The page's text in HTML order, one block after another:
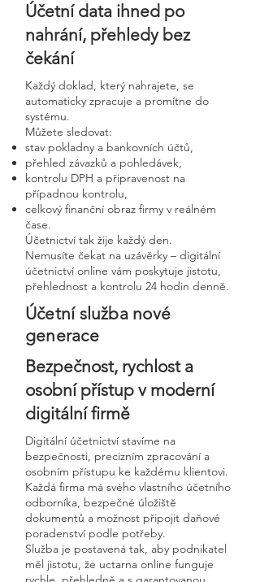
Účetní data ihned po
nahrání, přehledy bez
čekání
Každý doklad, který nahrajete, se
automaticky zpracuje a promítne do
systému.
Můžete sledovat:
stav pokladny a bankovních účtů,
přehled závazků a pohledávek,
kontrolu DPH a připravenost na
případnou kontrolu,
celkový finanční obraz firmy v reálném
čase.
Účetnictví tak žije každý den.
Nemusíte čekat na uzávěrky – digitální
účetnictví online vám poskytuje jistotu,
přehlednost a kontrolu 24 hodin denně.
Účetní služba nové
generace
Bezpečnost, rychlost a
osobní přístup v moderní
digitální firmě
Digitální účetnictví stavíme na
bezpečnosti, precizním zpracování a
osobním přístupu ke každému klientovi.
Každá firma má svého vlastního účetního
odborníka, bezpečné úložiště
dokumentů a možnost připojit daňové
poradenství podle potřeby.
Služba je postavená tak, aby podnikatel
měl jistotu, že uctarna online funguje